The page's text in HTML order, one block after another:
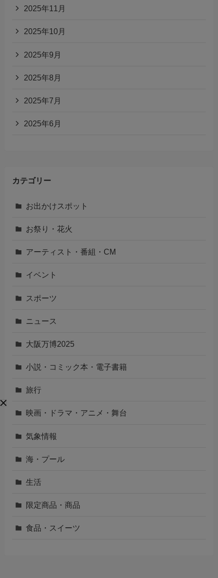
2025年11月
2025年10月
2025年9月
2025年8月
2025年7月
2025年6月
カテゴリー
お出かけスポット
お祭り・花火
アーティスト・番組・CM
イベント
スポーツ
ニュース
大阪万博2025
小説・コミック本・電子書籍
旅行
映画・ドラマ・アニメ・舞台
気象情報
海・プール
生活
限定商品・商品
食品・スイーツ